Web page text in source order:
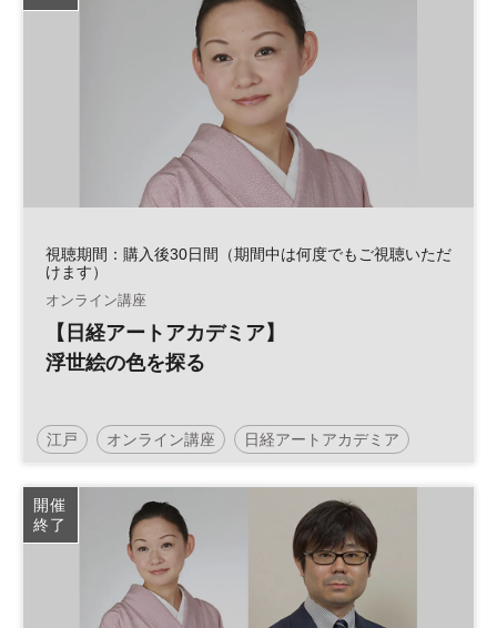
視聴期間：購入後30日間（期間中は何度でもご視聴いただ
けます）
オンライン講座
【日経アートアカデミア】
浮世絵の色を探る
江戸 オンライン講座 日経アートアカデミア
浮世絵
開催
終了